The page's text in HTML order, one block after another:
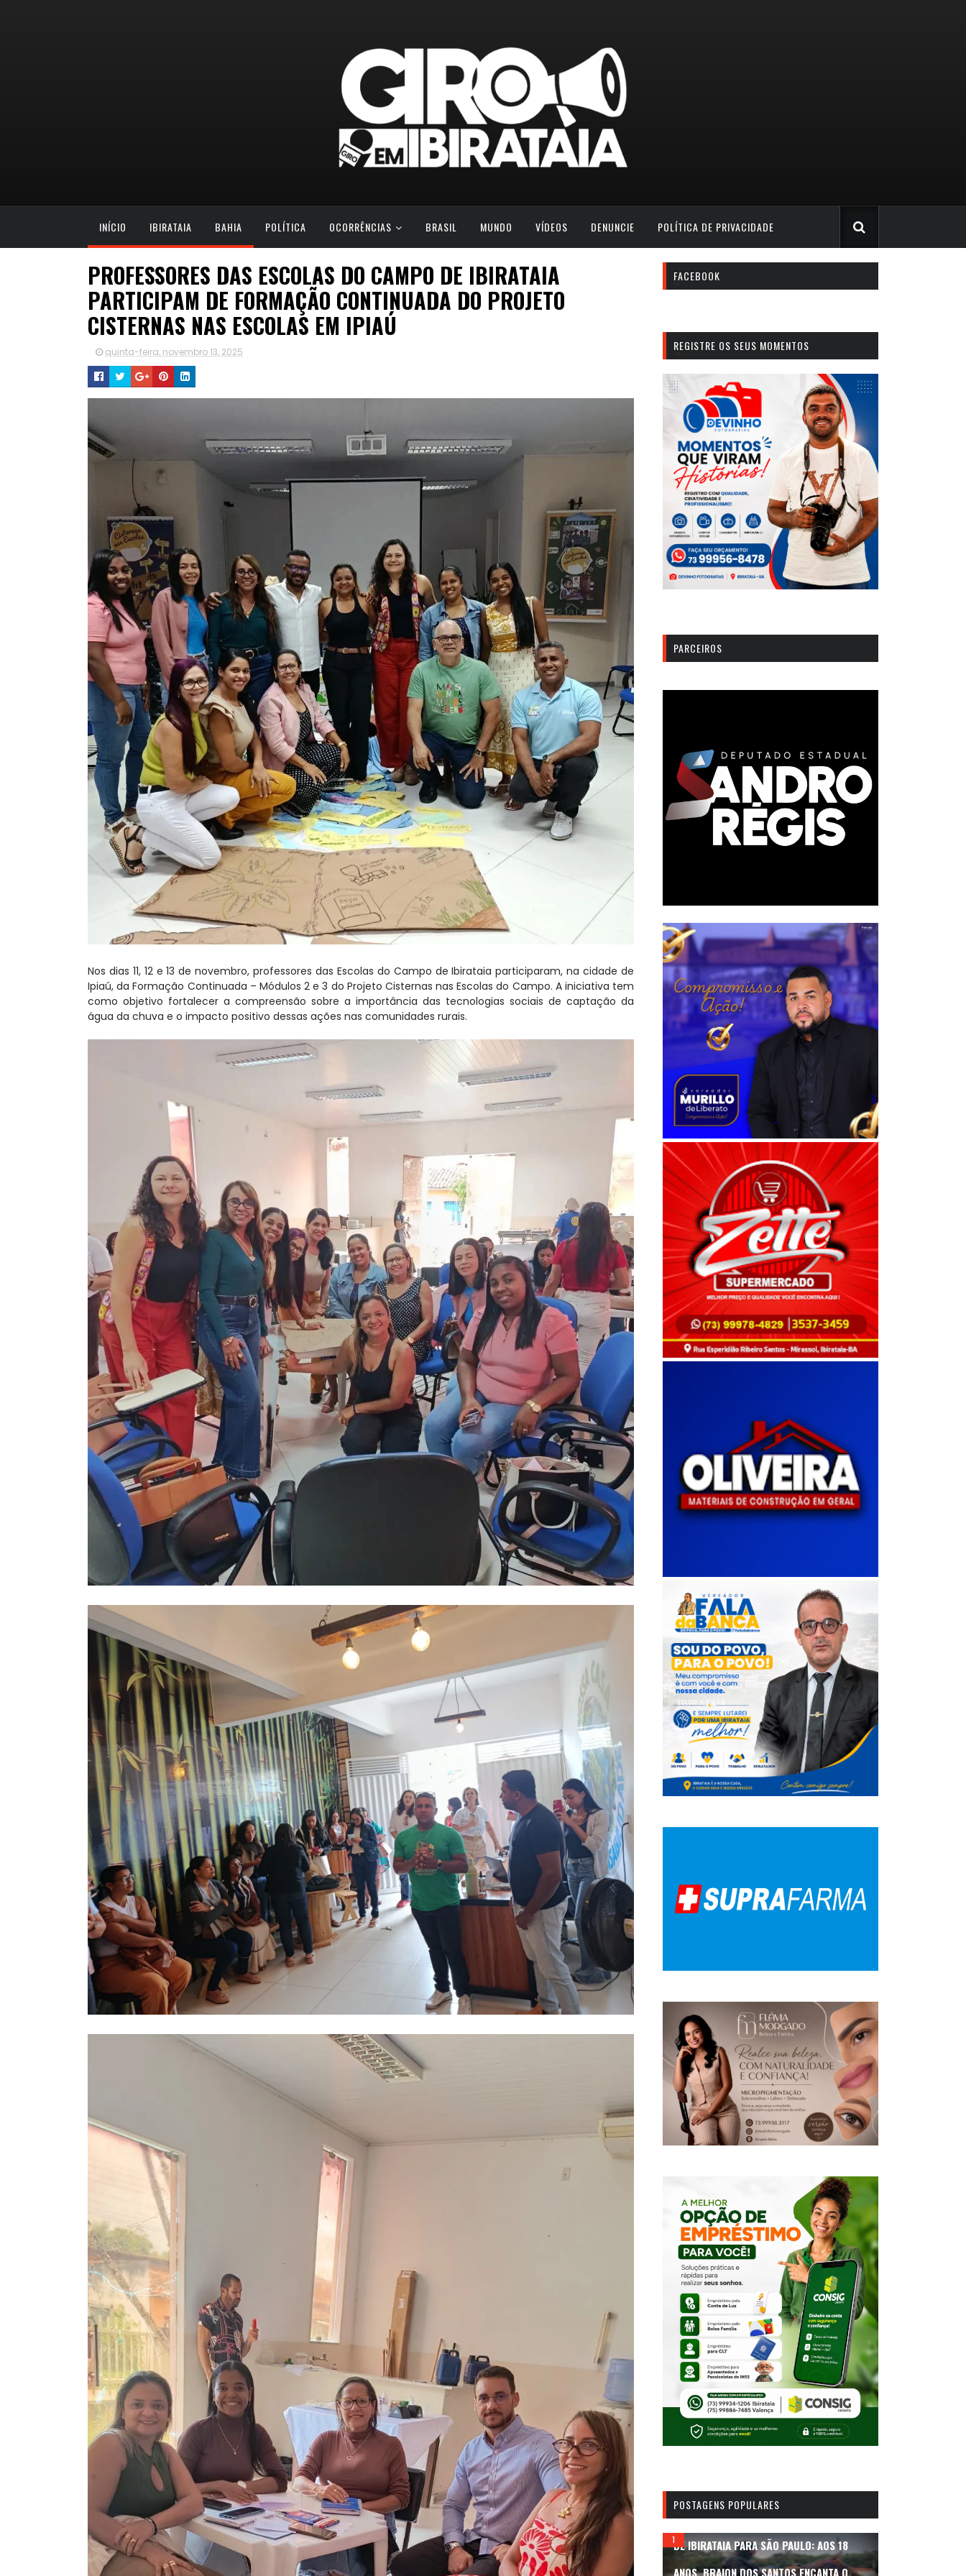
INÍCIO IBIRATAIA BAHIA POLÍTICA OCORRÊNCIAS BRASIL MUNDO VÍDEOS DENUNCIE POLÍTICA DE PRIVACIDADE
PROFESSORES DAS ESCOLAS DO CAMPO DE IBIRATAIA
PARTICIPAM DE FORMAÇÃO CONTINUADA DO PROJETO
CISTERNAS NAS ESCOLAS EM IPIAÚ
quinta-feira, novembro 13, 2025
Nos dias 11, 12 e 13 de novembro, professores das Escolas do Campo de Ibirataia participaram, na cidade de
Ipiaú, da Formação Continuada – Módulos 2 e 3 do Projeto Cisternas nas Escolas do Campo. A iniciativa tem
como objetivo fortalecer a compreensão sobre a importância das tecnologias sociais de captação da
água da chuva e o impacto positivo dessas ações nas comunidades rurais.
FACEBOOK
REGISTRE OS SEUS MOMENTOS
PARCEIROS
POSTAGENS POPULARES
DE IBIRATAIA PARA SÃO PAULO: AOS 18
ANOS, BRAION DOS SANTOS ENCANTA O